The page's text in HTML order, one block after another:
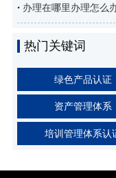
• 办理在哪里办理怎么
需要什么条件垃圾分类
热门关键词
绿色产品认证
资产管理体系
培训管理体系认